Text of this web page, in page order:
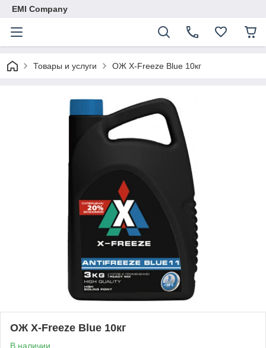
EMI Company
Товары и услуги ОЖ X-Freeze Blue 10кг
ОЖ X-Freeze Blue 10кг
В наличии